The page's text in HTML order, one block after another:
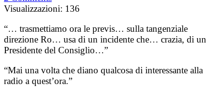
Visualizzazioni: 136
“… trasmettiamo ora le previs… sulla tangenziale
direzione Ro… usa di un incidente che… crazia, di un
Presidente del Consiglio…”
“Mai una volta che diano qualcosa di interessante alla
radio a quest’ora.”